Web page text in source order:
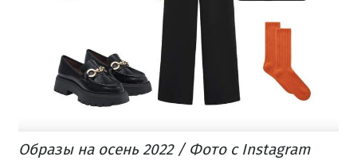
Образы на осень 2022 / Фото с Instagram